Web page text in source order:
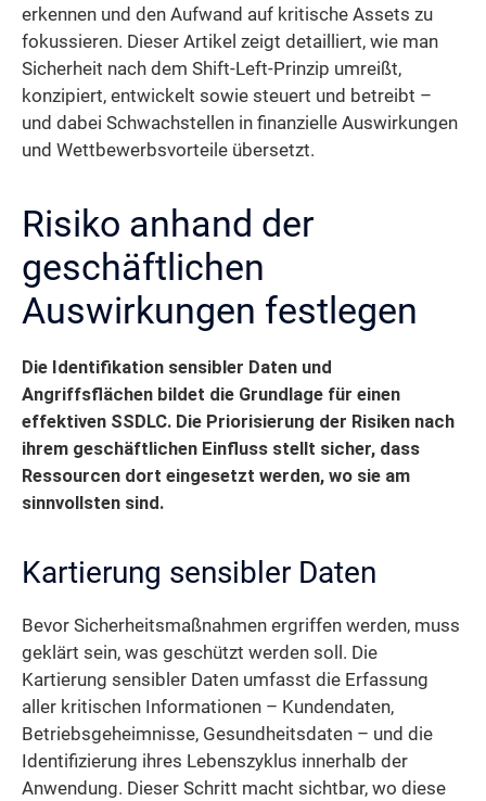
erkennen und den Aufwand auf kritische Assets zu
fokussieren. Dieser Artikel zeigt detailliert, wie man
Sicherheit nach dem Shift-Left-Prinzip umreißt,
konzipiert, entwickelt sowie steuert und betreibt –
und dabei Schwachstellen in finanzielle Auswirkungen
und Wettbewerbsvorteile übersetzt.
Risiko anhand der
geschäftlichen
Auswirkungen festlegen
Die Identifikation sensibler Daten und
Angriffsflächen bildet die Grundlage für einen
effektiven SSDLC. Die Priorisierung der Risiken nach
ihrem geschäftlichen Einfluss stellt sicher, dass
Ressourcen dort eingesetzt werden, wo sie am
sinnvollsten sind.
Kartierung sensibler Daten
Bevor Sicherheitsmaßnahmen ergriffen werden, muss
geklärt sein, was geschützt werden soll. Die
Kartierung sensibler Daten umfasst die Erfassung
aller kritischen Informationen – Kundendaten,
Betriebsgeheimnisse, Gesundheitsdaten – und die
Identifizierung ihres Lebenszyklus innerhalb der
Anwendung. Dieser Schritt macht sichtbar, wo diese